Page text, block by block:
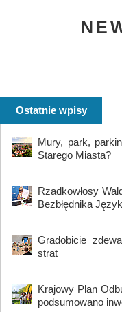
Ostatnie wpisy
Mury, park,
Starego Miasta?
Rzadkowłosy
Bezbłędnika
Gradobicie
strat
Krajowy Plan
podsumowano